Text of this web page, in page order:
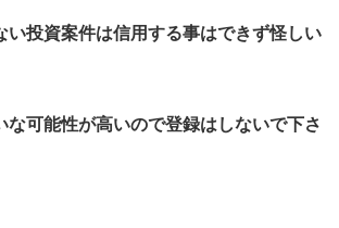
い投資案件は信用する事はできず怪しい
な可能性が高いので登録はしないで下さ